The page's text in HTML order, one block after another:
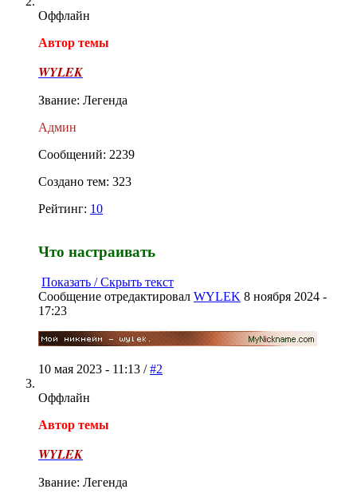
Оффлайн
Автор темы
WYLEK
Звание: Легенда
Админ
Сообщений: 2239
Создано тем: 323
Рейтинг: 10
Что настраивать
Показать / Скрыть текст
Сообщение отредактировал WYLEK 8 ноября 2024 -
17:23
10 мая 2023 - 11:13 /#2
Оффлайн
Автор темы
WYLEK
Звание: Легенда